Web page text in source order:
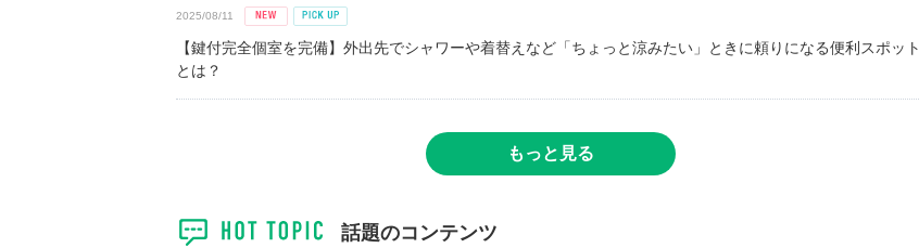
2025/08/11
【鍵付完全個室を完備】外出先でシャワーや着替えなど「ちょっと涼みたい」ときに頼りになる便利スポット
とは？
もっと見る
話題のコンテンツ